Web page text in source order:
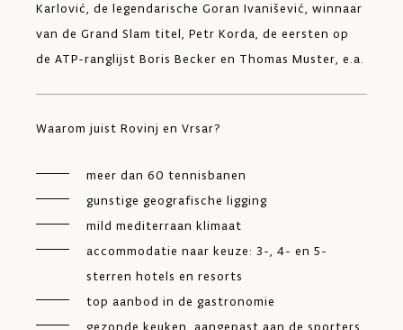
Karlović, de legendarische Goran Ivanišević, winnaar
van de Grand Slam titel, Petr Korda, de eersten op
de ATP-ranglijst Boris Becker en Thomas Muster, e.a.
Waarom juist Rovinj en Vrsar?
meer dan 60 tennisbanen
gunstige geografische ligging
mild mediterraan klimaat
accommodatie naar keuze: 3-, 4- en 5-
sterren hotels en resorts
top aanbod in de gastronomie